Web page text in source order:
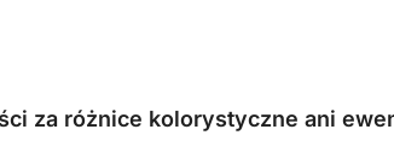
za różnice kolorystyczne ani